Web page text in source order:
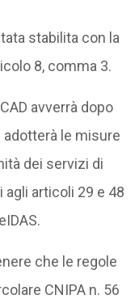
stabilita con la
8, comma 3.
avverrà dopo
adotterà le misure
dei servizi di
articoli 29 e 48
che le regole
CNIPA n. 56